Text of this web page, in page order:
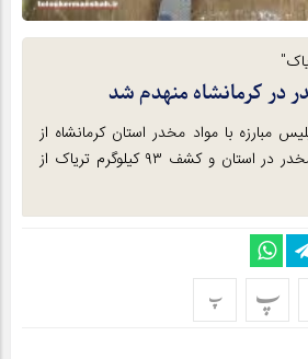
در کرمانشاه منهدم شد
مبارزه با مواد مخدر استان کرمانشاه از
انهدام باند بزرگ مواد مخدر در استان و کشف ۹۳ کیلوگرم تریاک از
پ پ